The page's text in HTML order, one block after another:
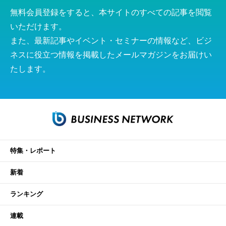
無料会員登録をすると、本サイトのすべての記事を閲覧
いただけます。
また、最新記事やイベント・セミナーの情報など、ビジ
ネスに役立つ情報を掲載したメールマガジンをお届けい
たします。
特集・レポート
新着
ランキング
連載